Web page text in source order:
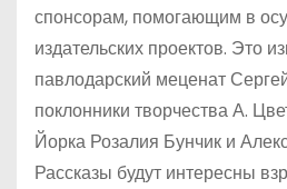
спонсорам, помогающим в
издательских проектов. Это
павлодарский меценат
поклонники творчества А.
Йорка Розалия Бунчик и
Рассказы будут интересны